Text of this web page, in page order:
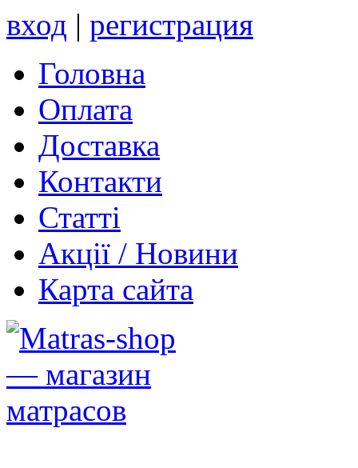
вход | регистрация
Головна
Оплата
Доставка
Контакти
Статті
Акції / Новини
Карта сайта